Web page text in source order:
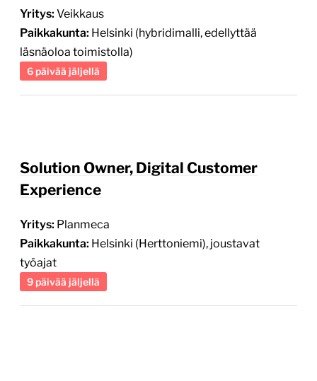
Yritys: Veikkaus
Paikkakunta: Helsinki (hybridimalli, edellyttää
läsnäoloa toimistolla)
6 päivää jäljellä
Solution Owner, Digital Customer
Experience
Yritys: Planmeca
Paikkakunta: Helsinki (Herttoniemi), joustavat
työajat
9 päivää jäljellä